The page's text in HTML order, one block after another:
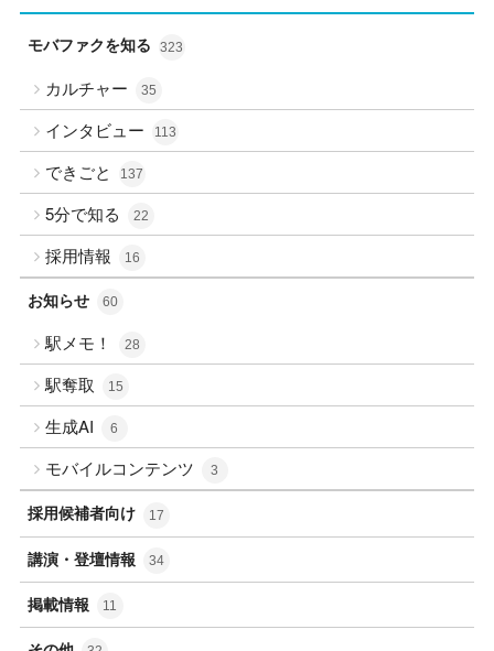
モバファクを知る 323
カルチャー 35
インタビュー 113
できごと 137
5分で知る 22
採用情報 16
お知らせ 60
駅メモ！ 28
駅奪取 15
生成AI 6
モバイルコンテンツ 3
採用候補者向け 17
講演・登壇情報 34
掲載情報 11